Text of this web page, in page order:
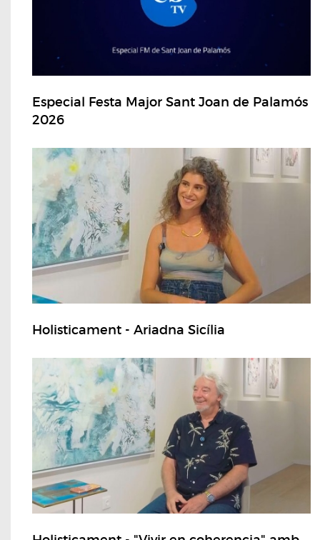
Especial Festa Major Sant Joan de Palamós
2026
Holisticament - Ariadna Sicília